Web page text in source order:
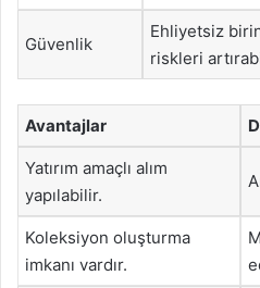
Güvenlik
Ehliyetsiz
riskleri
Avantajlar
Yatırım amaçlı alım
yapılabilir.
Koleksiyon oluşturma
imkanı vardır.